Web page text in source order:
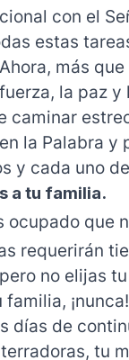
con el
estas
más que
la paz y
caminar
la Palabra y
y cada uno
a tu familia.
ocupado que
requerirán
no elijas
días de
tu